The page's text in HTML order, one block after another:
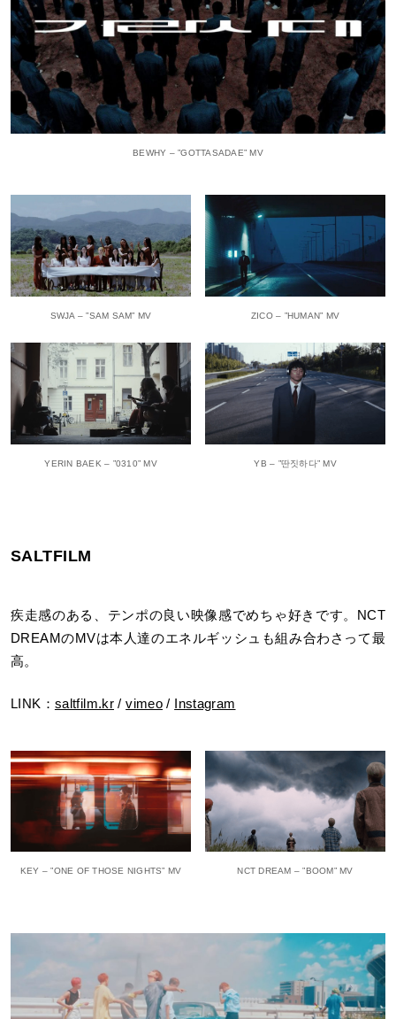
BEWHY – ”GOTTASADAE” MV
SWJA – ”SAM SAM” MV ZICO – ”HUMAN” MV
YERIN BAEK – ”0310” MV YB – ”딴짓하다” MV
SALTFILM
疾走感のある、テンポの良い映像感でめちゃ好きです。NCT
DREAMのMVは本人達のエネルギッシュも組み合わさって最
高。
LINK： saltfilm.kr /vimeo / Instagram
KEY – ”ONE OF THOSE NIGHTS” MV NCT DREAM – ”BOOM” MV